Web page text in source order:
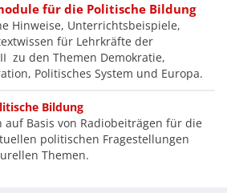
für die Politische Bildung
Hinweise, Unterrichtsbeispiele,
für Lehrkräfte der
zu den Themen Demokratie,
Politisches System und Europa.
Bildung
Basis von Radiobeiträgen für die
politischen Fragestellungen
Themen.